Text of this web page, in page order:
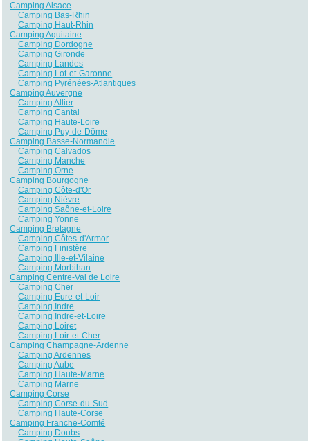
Camping Alsace
Camping Bas-Rhin
Camping Haut-Rhin
Camping Aquitaine
Camping Dordogne
Camping Gironde
Camping Landes
Camping Lot-et-Garonne
Camping Pyrénées-Atlantiques
Camping Auvergne
Camping Allier
Camping Cantal
Camping Haute-Loire
Camping Puy-de-Dôme
Camping Basse-Normandie
Camping Calvados
Camping Manche
Camping Orne
Camping Bourgogne
Camping Côte-d'Or
Camping Nièvre
Camping Saône-et-Loire
Camping Yonne
Camping Bretagne
Camping Côtes-d'Armor
Camping Finistère
Camping Ille-et-Vilaine
Camping Morbihan
Camping Centre-Val de Loire
Camping Cher
Camping Eure-et-Loir
Camping Indre
Camping Indre-et-Loire
Camping Loiret
Camping Loir-et-Cher
Camping Champagne-Ardenne
Camping Ardennes
Camping Aube
Camping Haute-Marne
Camping Marne
Camping Corse
Camping Corse-du-Sud
Camping Haute-Corse
Camping Franche-Comté
Camping Doubs